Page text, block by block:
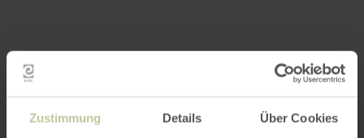
Zustimmung Details Über Cookies